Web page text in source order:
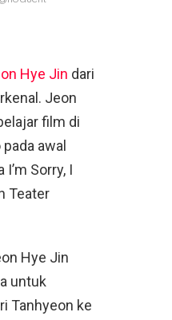
Hye Jin dari
Jeon
film di
awal
Sorry, I
Teater
Hye Jin
untuk
Tanhyeon ke